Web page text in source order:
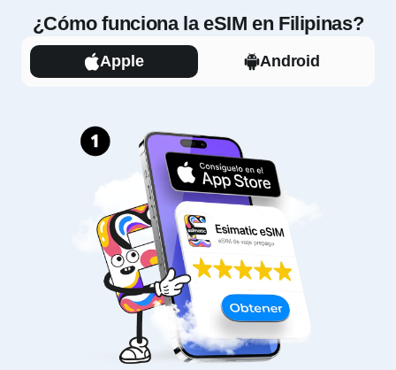
¿Cómo funciona la eSIM en Filipinas?
Apple Android